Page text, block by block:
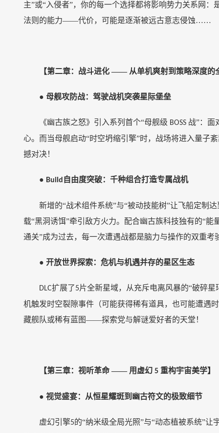
主”或“入侵者”，你的每一个选择都将影响势力关系网
法则的能力——代价，可能是逐渐被远古意志侵蚀……
【第二章：战斗进化 —— 从单机爽射到策略深度的
● 母舰攻防战：驾驶战机突袭星际堡垒
《幽古族之怒》引入系列首个“母舰级 BOSS 战”：面
心。而当母舰启动“时空坍缩引擎”时，战场将进入量
撼对决！
● Build 自由度突破：千种组合打造专属战机
新增的“战术组件系统”与“被动技能树”让飞船定制
载“黑洞诱饵”牵引敌方火力。配合幽古族科技独有的“
通关”成为过去，每一次遭遇战都是脑力与操作的双重考
● 开放世界探索：危机与机遇并存的星区生态
DLC扩展了5片全新星域，从充斥电离风暴的“破碎
机触发时空裂隙事件（可能获得稀有道具，也可能遭遇
藏舰队或稀有蓝图——探索党与解谜爱好者的天堂！
【第三章：视听革命 —— 用虚幻 5 重构宇宙美学】
● 视觉盛宴：从恒星耀斑到幽古符文的极致细节
虚幻引擎5的“纳米级全局光照”与“动态植被系统”